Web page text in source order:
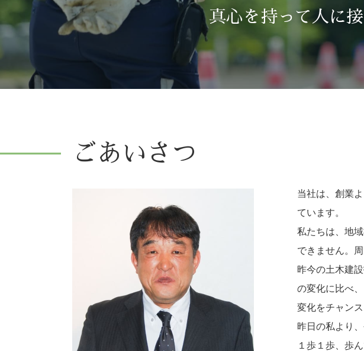
真心を持って人に
ごあいさつ
当社は、創業
ています。
私たちは、地
できません。
昨今の土木建
の変化に比べ
変化をチャン
昨日の私より
１歩１歩、歩